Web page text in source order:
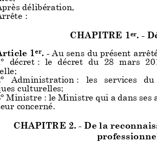
règles générales de compositio
3. -
Nul ne peut être désigné
s'il a fait l'objet d'une condamnation
coulée en force de chose jugée,
en
tendant à lutter contre le
incitation à la haine, à la dis
d'un groupe, d'une
c) négation, minimisation, justification
par le régime national-socialiste
délibération,
:
CHAPITRE 1 er
. -
1er. -
Au sens du présent
décret : le décret du 28 mars
Administration : les services du
culturelles;
Ministre : le Ministre qui a dans ses
concerné.
CHAPITRE 2. - De la